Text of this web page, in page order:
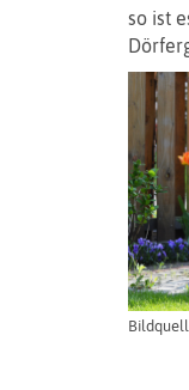
so ist